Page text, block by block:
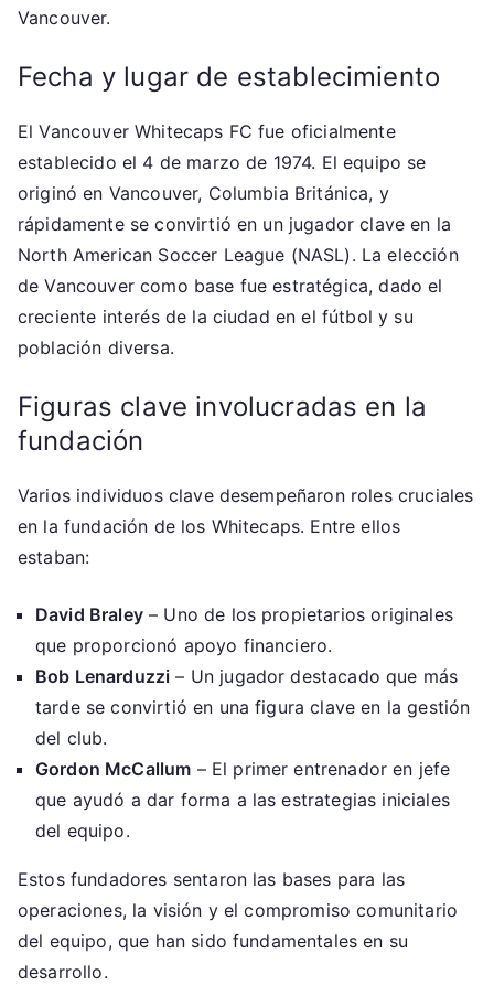
Vancouver.
Fecha y lugar de establecimiento
El Vancouver Whitecaps FC fue oficialmente
establecido el 4 de marzo de 1974. El equipo se
originó en Vancouver, Columbia Británica, y
rápidamente se convirtió en un jugador clave en la
North American Soccer League (NASL). La elección
de Vancouver como base fue estratégica, dado el
creciente interés de la ciudad en el fútbol y su
población diversa.
Figuras clave involucradas en la
fundación
Varios individuos clave desempeñaron roles cruciales
en la fundación de los Whitecaps. Entre ellos
estaban:
David Braley– Uno de los propietarios originales
que proporcionó apoyo financiero.
Bob Lenarduzzi – Un jugador destacado que más
tarde se convirtió en una figura clave en la gestión
del club.
Gordon McCallum – El primer entrenador en jefe
que ayudó a dar forma a las estrategias iniciales
del equipo.
Estos fundadores sentaron las bases para las
operaciones, la visión y el compromiso comunitario
del equipo, que han sido fundamentales en su
desarrollo.